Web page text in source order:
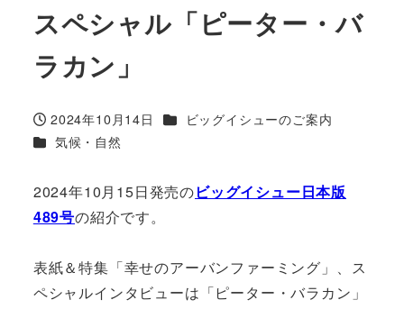
スペシャル「ピーター・バ
ラカン」
投稿日
2024年10月14日 カテゴリー
ビッグイシューのご案内
カテゴリー
気候・自然
2024年10月15日発売のビッグイシュー日本版
489号の紹介です。
表紙＆特集「幸せのアーバンファーミング」、ス
ペシャルインタビューは「ピーター・バラカン」